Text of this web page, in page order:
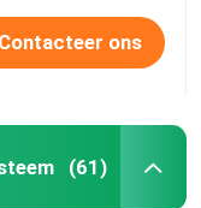
Contacteer ons
(61)